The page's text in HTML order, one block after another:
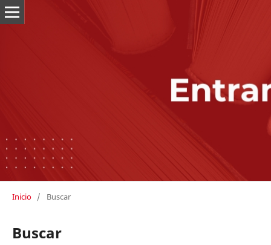
Inicio / Buscar
Buscar